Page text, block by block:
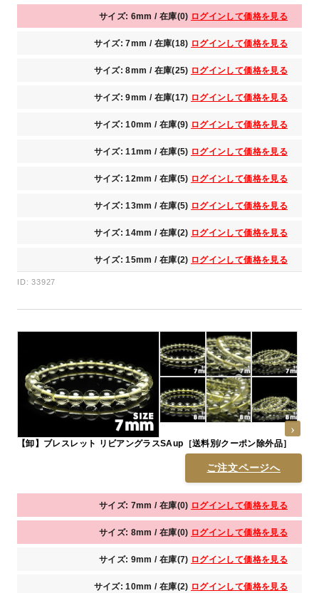
サイズ: 6mm / 在庫(0) ログインして価格を見る
サイズ: 7mm / 在庫(18) ログインして価格を見る
サイズ: 8mm / 在庫(25) ログインして価格を見る
サイズ: 9mm / 在庫(17) ログインして価格を見る
サイズ: 10mm / 在庫(9) ログインして価格を見る
サイズ: 11mm / 在庫(5) ログインして価格を見る
サイズ: 12mm / 在庫(5) ログインして価格を見る
サイズ: 13mm / 在庫(5) ログインして価格を見る
サイズ: 14mm / 在庫(2) ログインして価格を見る
サイズ: 15mm / 在庫(2) ログインして価格を見る
ID: 33927
【卸】ブレスレット リビアングラスSAup［送料別/クーポン除外品］
ご注文ページへ
サイズ: 7mm / 在庫(0) ログインして価格を見る
サイズ: 8mm / 在庫(0) ログインして価格を見る
サイズ: 9mm / 在庫(7) ログインして価格を見る
サイズ: 10mm / 在庫(2) ログインして価格を見る